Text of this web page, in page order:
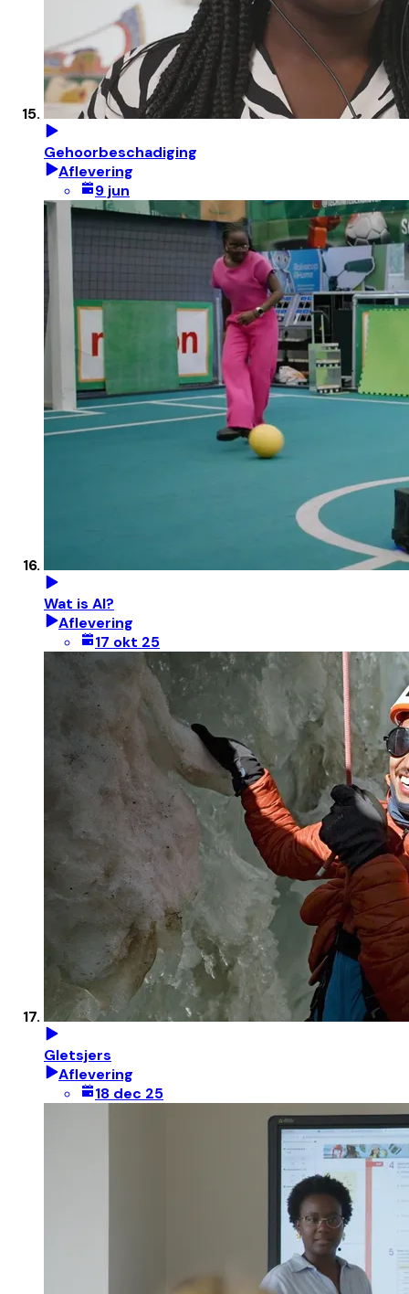
Gehoorbeschadiging
Aflevering
9 jun
Wat is AI?
Aflevering
17 okt 25
Gletsjers
Aflevering
18 dec 25